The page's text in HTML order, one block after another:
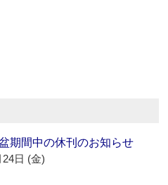
期間中の休刊のお知らせ
24日 (金)